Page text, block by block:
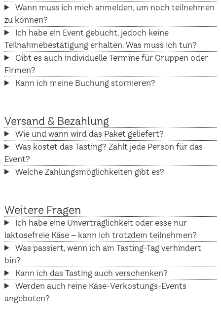
Wann muss ich mich anmelden, um noch teilnehmen
zu können?
Ich habe ein Event gebucht, jedoch keine
Teilnahmebestätigung erhalten. Was muss ich tun?
Gibt es auch individuelle Termine für Gruppen oder
Firmen?
Kann ich meine Buchung stornieren?
Versand & Bezahlung
Wie und wann wird das Paket geliefert?
Was kostet das Tasting? Zahlt jede Person für das
Event?
Welche Zahlungsmöglichkeiten gibt es?
Weitere Fragen
Ich habe eine Unverträglichkeit oder esse nur
laktosefreie Käse – kann ich trotzdem teilnehmen?
Was passiert, wenn ich am Tasting-Tag verhindert
bin?
Kann ich das Tasting auch verschenken?
Werden auch reine Käse-Verkostungs-Events
angeboten?